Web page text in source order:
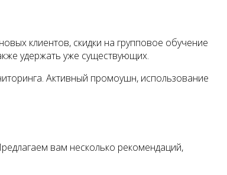
клиентов, скидки на групповое обучение
удержать уже существующих.
Активный промоушн, использование
вам несколько рекомендаций,